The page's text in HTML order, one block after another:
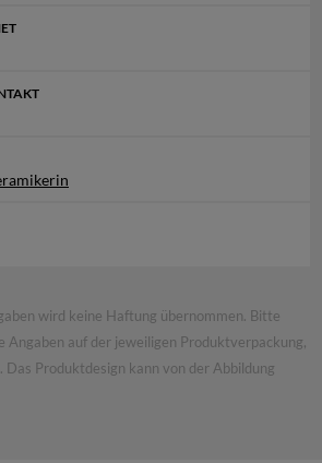
Höhe (max): 10.5 cm
Informationen
Susanne Schnurre, Keramikerin
wird keine Haftung übernommen. Bitte
Angaben auf der jeweiligen Produktverpackung,
Das Produktdesign kann von der Abbildung